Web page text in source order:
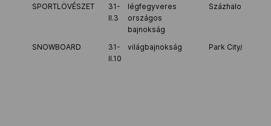
SPORTLÖVÉSZET
31-
II.3
légfegyveres
országos
bajnokság
Százhalombatta
SNOWBOARD
31-
II.10
világbajnokság Park City/